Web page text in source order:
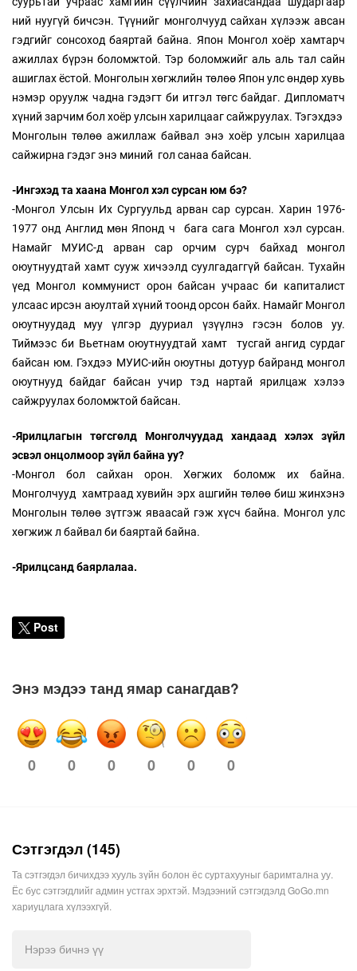
ний нуугүй бичсэн. Түүнийг монголчууд сайхан хүлээж авсан
гэдгийг сонсоход баяртай байна. Япон Монгол хоёр хамтарч
ажиллах бүрэн боломжтой. Тэр боломжийг аль аль тал сайн
ашиглах ёстой. Монголын хөгжлийн төлөө Япон улс өндөр хувь
нэмэр оруулж чадна гэдэгт би итгэл төгс байдаг. Дипломатч
хүний зарчим бол хоёр улсын харилцааг сайжруулах. Тэгэхдээ
Монголын төлөө ажиллаж байвал энэ хоёр улсын харилцаа
сайжирна гэдэг энэ миний гол санаа байсан.
-Ингэхэд та хаана Монгол хэл сурсан юм бэ?
-Монгол Улсын Их Сургуульд арван сар сурсан. Харин 1976-
1977 онд Англид мөн Японд ч бага сага Монгол хэл сурсан.
Намайг МУИС-д арван сар орчим сурч байхад монгол
оюутнуудтай хамт сууж хичээлд суулгадаггүй байсан. Тухайн
үед Монгол коммунист орон байсан учраас би капиталист
улсаас ирсэн аюултай хүний тоонд орсон байх. Намайг Монгол
оюутнуудад муу үлгэр дууриал үзүүлнэ гэсэн болов уу.
Тиймээс би Вьетнам оюутнуудтай хамт тусгай ангид сурдаг
байсан юм. Гэхдээ МУИС-ийн оюутны дотуур байранд монгол
оюутнууд байдаг байсан учир тэд нартай ярилцаж хэлээ
сайжруулах боломжтой байсан.
-Ярилцлагын төгсгөлд Монголчуудад хандаад хэлэх зүйл
эсвэл онцолмоор зүйл байна уу?
-Монгол бол сайхан орон. Хөгжих боломж их байна.
Монголчууд хамтраад хувийн эрх ашгийн төлөө биш жинхэнэ
Монголын төлөө зүтгэж яваасай гэж хүсч байна. Монгол улс
хөгжиж л байвал би баяртай байна.
-Ярилцсанд баярлалаа.
Post
Энэ мэдээ танд ямар санагдав?
0 0 0 0 0 0
Сэтгэгдэл (145)
Та сэтгэгдэл бичихдээ хууль зүйн болон ёс суртахууныг баримтална уу.
Ёс бус сэтгэгдлийг админ устгах эрхтэй. Мэдээний сэтгэгдэлд GoGo.mn
хариуцлага хүлээхгүй.